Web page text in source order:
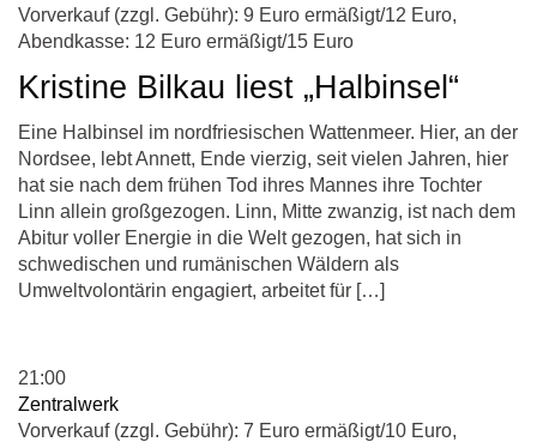
Vorverkauf (zzgl. Gebühr): 9 Euro ermäßigt/12 Euro,
Abendkasse: 12 Euro ermäßigt/15 Euro
Kristine Bilkau liest „Halbinsel“
Eine Halbinsel im nordfriesischen Wattenmeer. Hier, an der
Nordsee, lebt Annett, Ende vierzig, seit vielen Jahren, hier
hat sie nach dem frühen Tod ihres Mannes ihre Tochter
Linn allein großgezogen. Linn, Mitte zwanzig, ist nach dem
Abitur voller Energie in die Welt gezogen, hat sich in
schwedischen und rumänischen Wäldern als
Umweltvolontärin engagiert, arbeitet für […]
21:00
Zentralwerk
Vorverkauf (zzgl. Gebühr): 7 Euro ermäßigt/10 Euro,